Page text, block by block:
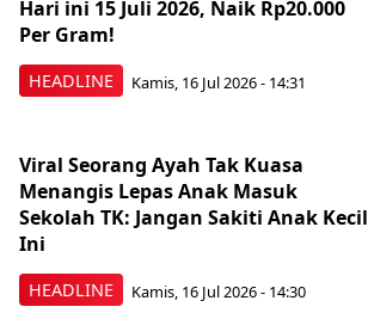
HEADLINE
Hari ini 15 Juli 2026, Naik Rp20.000
Per Gram!
Kamis, 16 Jul 2026 - 14:31
HEADLINE
Viral Seorang Ayah Tak Kuasa
Menangis Lepas Anak Masuk
Sekolah TK: Jangan Sakiti Anak Kecil
Ini
Kamis, 16 Jul 2026 - 14:30